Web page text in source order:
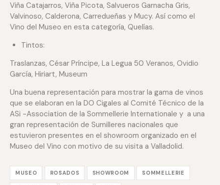
Viña Catajarros, Viña Picota, Salvueros Garnacha Gris,
Valvinoso, Calderona, Carredueñas y Mucy. Así como el
Vino del Museo en esta categoría, Quelías.
Tintos:
Traslanzas, César Príncipe, La Legua 50 Veranos, Ovidio
García, Hiriart, Museum
Una buena representación para mostrar la gama de vinos
que se elaboran en la DO Cigales al Comité Técnico de la
ASi -Association de la Sommellerie Internationale y a una
gran representación de Sumilleres nacionales que
estuvieron presentes en el showroom organizado en el
Museo del Vino con motivo de su visita a Valladolid.
MUSEO ROSADOS SHOWROOM SOMMELLERIE